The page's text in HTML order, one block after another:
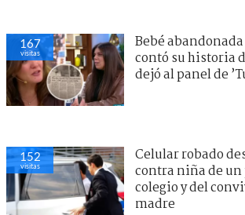
167
visitas
Bebé
contó su historia
dejó al panel de
152
visitas
Celular robado
contra niña de un
colegio y del
madre